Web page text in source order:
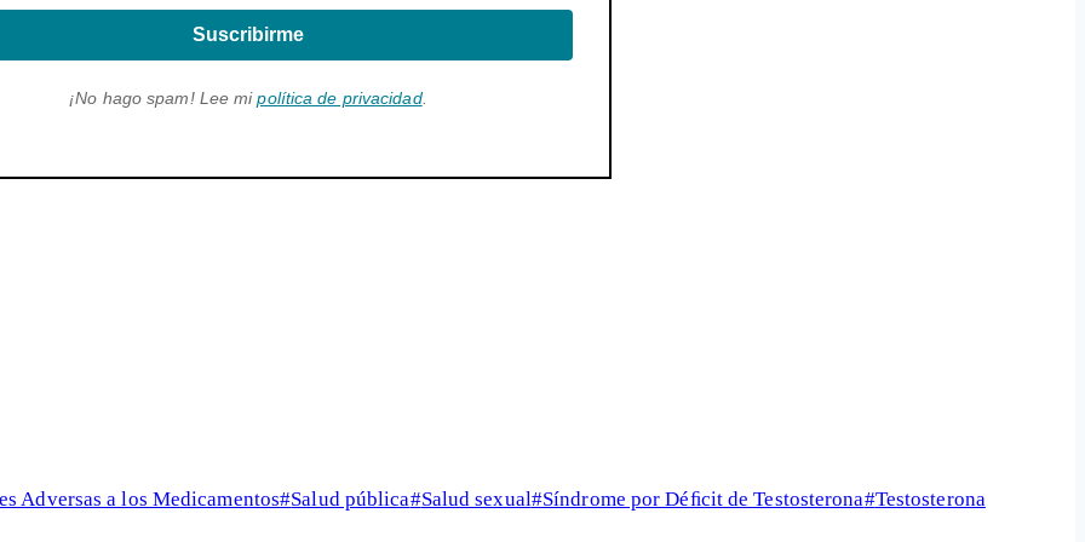
Suscribirme
¡No hago spam! Lee mipolítica de privacidad.
Adversas a los Medicamentos#Salud pública#Salud sexual#Síndrome por Déﬁcit de Testosterona#Testosterona